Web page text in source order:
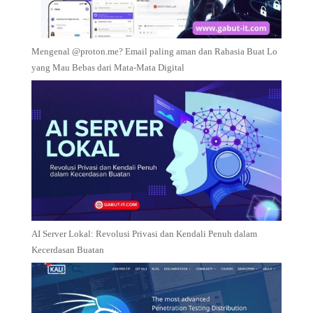
Mengenal @proton.me? Email paling aman dan Rahasia Buat Lo
yang Mau Bebas dari Mata-Mata Digital
AI Server Lokal: Revolusi Privasi dan Kendali Penuh dalam
Kecerdasan Buatan